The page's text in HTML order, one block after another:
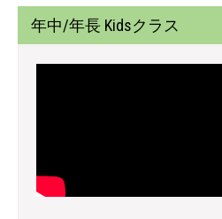
年中/年長 Kidsクラス